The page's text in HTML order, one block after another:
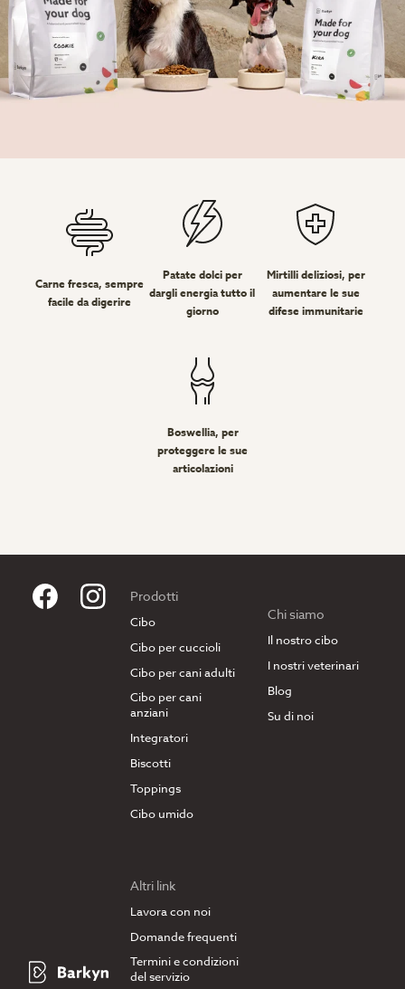
Carne fresca, sempre
facile da digerire
Patate dolci per
dargli energia tutto il
giorno
Mirtilli deliziosi, per
aumentare le sue
difese immunitarie
Boswellia, per
proteggere le sue
articolazioni
Prodotti
Cibo
Cibo per cuccioli
Cibo per cani adulti
Cibo per cani
anziani
Integratori
Biscotti
Toppings
Cibo umido
Chi siamo
Il nostro cibo
I nostri veterinari
Blog
Su di noi
Altri link
Lavora con noi
Domande frequenti
Termini e condizioni
del servizio